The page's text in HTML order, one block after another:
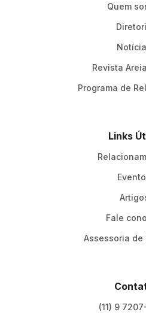
Quem
Revista
Programa de
Links
Fale
Assessoria de
(11) 9